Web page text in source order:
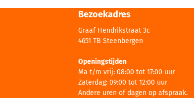
Bezoekadres
Graaf Hendrikstraat 3c
4651 TB Steenbergen
Openingstijden
Ma t/m vrij: 08:00 tot 17:00 uur
Zaterdag: 09:00 tot 12:00 uur
Andere uren of dagen op afspraak.